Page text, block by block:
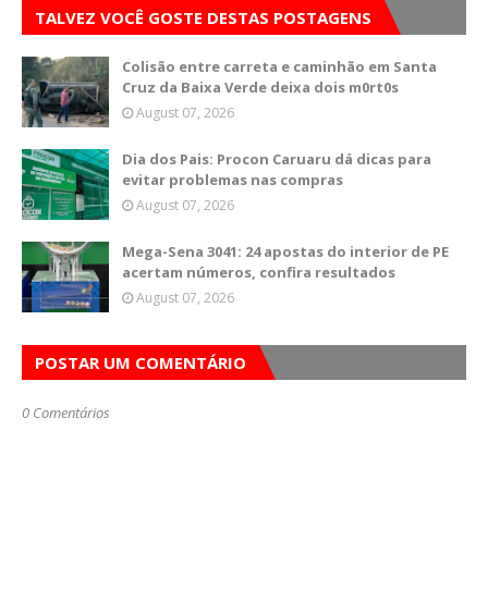
TALVEZ VOCÊ GOSTE DESTAS POSTAGENS
Colisão entre carreta e caminhão em Santa
Cruz da Baixa Verde deixa dois m0rt0s
August 07, 2026
Dia dos Pais: Procon Caruaru dá dicas para
evitar problemas nas compras
August 07, 2026
Mega-Sena 3041: 24 apostas do interior de PE
acertam números, confira resultados
August 07, 2026
POSTAR UM COMENTÁRIO
0 Comentários